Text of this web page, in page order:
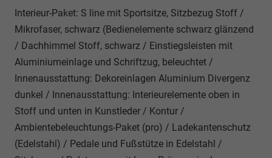
Interieur-Paket: S line mit Sportsitze, Sitzbezug Stoff /
Mikrofaser, schwarz (Bedienelemente schwarz glänzend
/ Dachhimmel Stoff, schwarz / Einstiegsleisten mit
Aluminiumeinlage und Schriftzug, beleuchtet /
Innenausstattung: Dekoreinlagen Aluminium Divergenz
dunkel / Innenausstattung: Interieurelemente oben in
Stoff und unten in Kunstleder / Kontur /
Ambientebeleuchtungs-Paket (pro) / Ladekantenschutz
(Edelstahl) / Pedale und Fußstütze in Edelstahl /